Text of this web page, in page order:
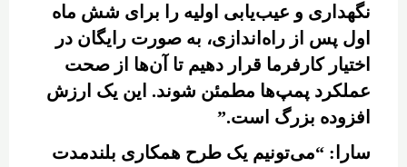
نگهداری و عیب‌یابی اولیه را برای شش ماه
اول پس از راه‌اندازی، به صورت رایگان در
اختیار کارفرما قرار دهیم تا آن‌ها از صحت
عملکرد پمپ‌ها مطمئن شوند. این یک ارزش
افزوده بزرگ است.”
سارا: “می‌تونیم یک طرح همکاری بلندمدت